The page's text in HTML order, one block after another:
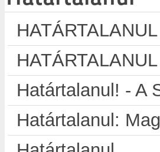
Határtalanul! - A
Határtalanul: